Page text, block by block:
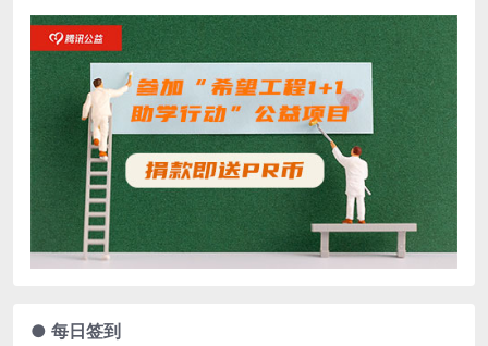
● 每日签到